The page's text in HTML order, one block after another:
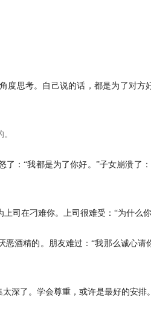
度思考。自己说的话，都是为了对方
：“我都是为了你好。”子女崩溃了
司在刁难你。上司很难受：“为什么
酒精的。朋友难过：“我那么诚心请
深了。学会尊重，或许是最好的安排。